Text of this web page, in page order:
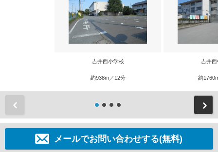
吉井西小学校
約938m／12分
吉井西
約
メールでお問い合わせする(無料)